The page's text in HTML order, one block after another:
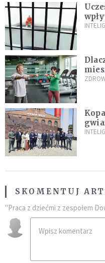
SKOMENTUJ
"Praca z dziećmi z zespołem